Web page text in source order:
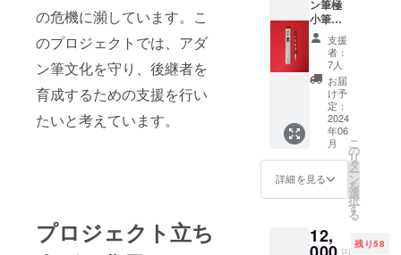
の危機に瀕しています。こ
のプロジェクトでは、アダ
ン筆文化を守り、後継者を
育成するための支援を行い
たいと考えています。
プロジェクト立ち
は
youtub
eにて
アップ
ロード
し 限定
URLを
メール
にてお
送りい
たしま
す。 収
録時間
は5〜10
アダン
筆の魅
ン筆極
小筆
コー
ス】
『アダ
ン筆』
極小筆
を丁寧
に梱包
して発
送いた
しま
す。 桐
箱
（２６
３．５
ｃｍ×
支援
者：
7人
お届
け予
定：
2024
年06
月
詳細を見る
こ
の
リ
タ
ー
ン
を
選
択
す
る
12, 残り58